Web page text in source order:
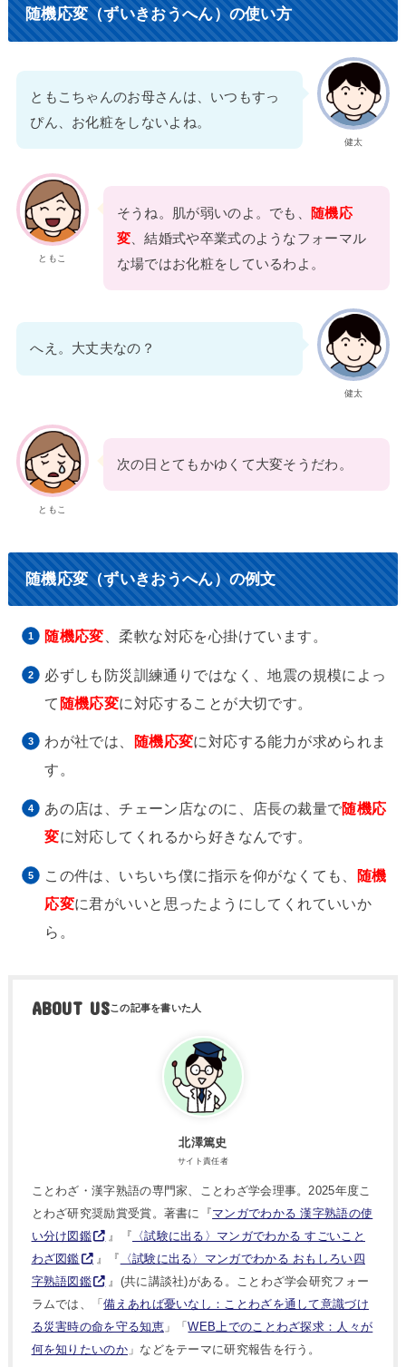
随機応変（ずいきおうへん）の使い方
健太
ともこちゃんのお母さんは、いつもすっ
ぴん、お化粧をしないよね。
ともこ
そうね。肌が弱いのよ。でも、
随機応
変 、結婚式や卒業式のようなフォーマル
な場ではお化粧をしているわよ。
健太
へえ。大丈夫なの？
ともこ
次の日とてもかゆくて大変そうだわ。
随機応変（ずいきおうへん）の例文
随機応変 、柔軟な対応を心掛けています。
必ずしも防災訓練通りではなく、地震の規模によっ
て 随機応変に対応することが大切です。
わが社では、 随機応変に対応する能力が求められま
す。
あの店は、チェーン店なのに、店長の裁量で随機応
変に対応してくれるから好きなんです。
この件は、いちいち僕に指示を仰がなくても、
随機
応変に君がいいと思ったようにしてくれていいか
ら。
ABOUT US
北澤篤史
サイト責任者
ことわざ・漢字熟語の専門家、ことわざ学会理事。2025年度こ
とわざ研究奨励賞受賞。著書に『マンガでわかる 漢字熟語の使
い分け図鑑
』『 〈試験に出る〉マンガでわかる すごいこと
わざ図鑑
』『
〈試験に出る〉マンガでわかる おもしろい四
字熟語図鑑
』(共に講談社)がある。ことわざ学会研究フォー
ラムでは、「備えあれば憂いなし：ことわざを通して意識づけ
る災害時の命を守る知恵」「WEB上でのことわざ探求：人々が
何を知りたいのか」などをテーマに研究報告を行う。